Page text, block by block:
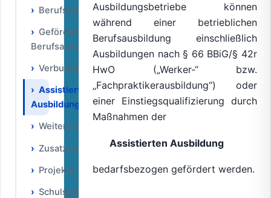
Berufsvorbereitung
Geförderte
Berufsausbildung
Verbundausbildung
Assistierte
Ausbildung
Weiterbildung
Zusatzqualifikation
Projekte
Schulsozialarbeit
Ausbildungsbetriebe können
während einer betrieblichen
Berufsausbildung einschließlich
Ausbildungen nach § 66 BBiG/§ 42r
HwO („Werker-“ bzw.
„Fachpraktikerausbildung“) oder
einer Einstiegsqualifizierung durch
Maßnahmen der
Assistierten Ausbildung
bedarfsbezogen gefördert werden.